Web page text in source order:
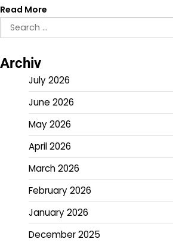
Read More
Search
for:
Archiv
July 2026
June 2026
May 2026
April 2026
March 2026
February 2026
January 2026
December 2025